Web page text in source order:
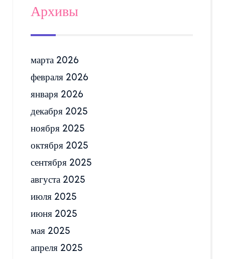
Архивы
марта 2026
февраля 2026
января 2026
декабря 2025
ноября 2025
октября 2025
сентября 2025
августа 2025
июля 2025
июня 2025
мая 2025
апреля 2025